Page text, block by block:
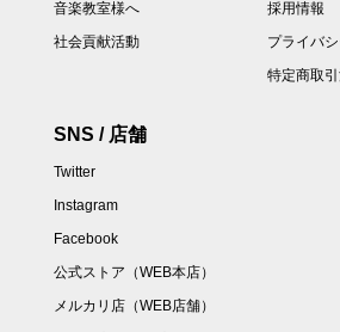
音楽教室様へ
社会貢献活動
採用情報
プライバ
特定商取
SNS / 店舗
Twitter
Instagram
Facebook
公式ストア（WEB本店）
メルカリ店（WEB店舗）